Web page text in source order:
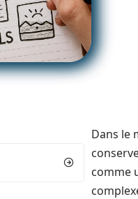
Dans le
comme